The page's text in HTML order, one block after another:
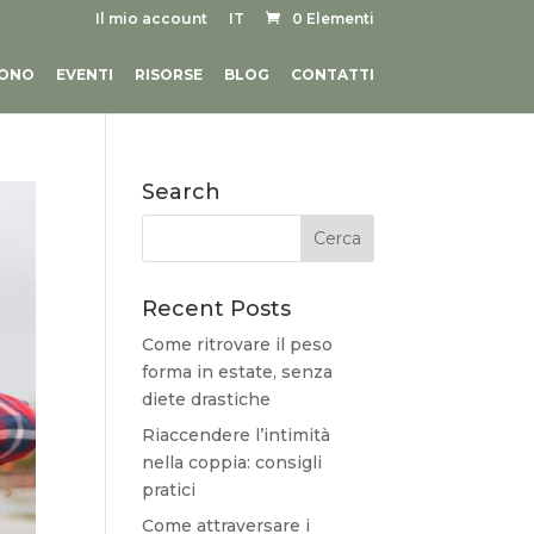
Il mio account IT 0 Elementi
EVENTI RISORSE BLOG CONTATTI
Search
Recent Posts
Come ritrovare il peso
forma in estate, senza
diete drastiche
Riaccendere l’intimità
nella coppia: consigli
pratici
Come attraversare i